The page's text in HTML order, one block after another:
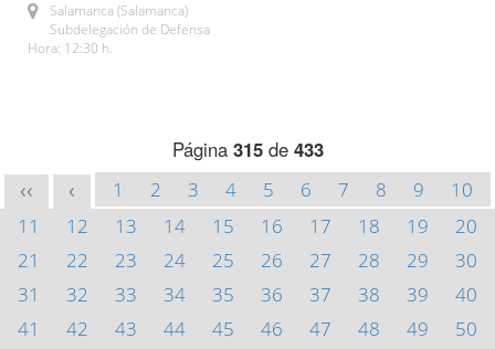
Salamanca (Salamanca)
Subdelegación de Defensa
Hora: 12:30 h.
Página 315de 433
<< < 1 2 3 4 5 6 7 8 9
10
11
12 13 14 15 16 17 18 19
20
21
22 23 24 25 26 27 28 29
30
31
32 33 34 35 36 37 38 39
40
41
42 43 44 45 46 47 48 49
50